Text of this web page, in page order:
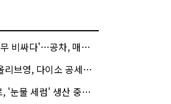
다'…공차, 매각 성공할까
이소 공세에 '가성비'로 맞불
물 세럼' 생산 중단한다